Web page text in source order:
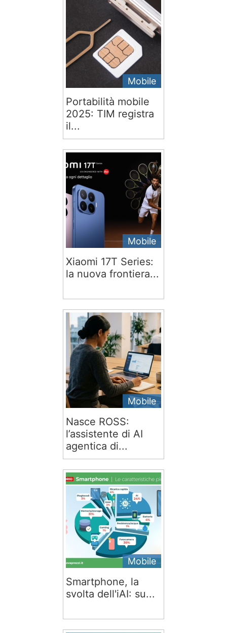
Mobile
Portabilità mobile
2025: TIM registra
il...
Mobile
Xiaomi 17T Series:
la nuova frontiera...
Mobile
Nasce ROSS:
l’assistente di AI
agentica di...
Mobile
Smartphone, la
svolta dell'iAI: su...